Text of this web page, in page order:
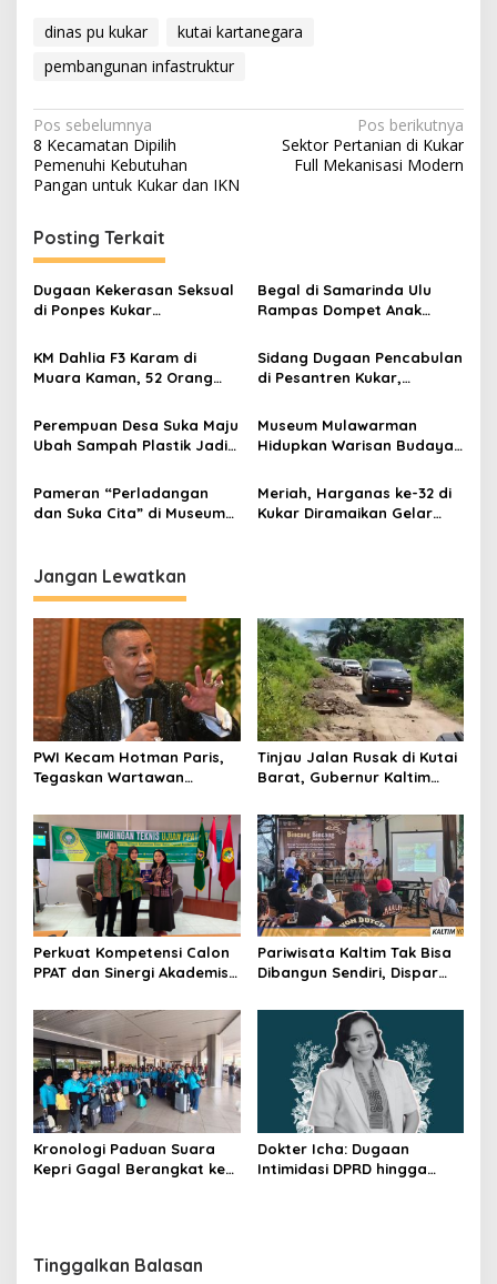
dinas pu kukar
kutai kartanegara
pembangunan infastruktur
Navigasi
pos
Pos sebelumnya
8 Kecamatan Dipilih
Pemenuhi Kebutuhan
Pangan untuk Kukar dan IKN
Pos berikutnya
Sektor Pertanian di Kukar
Full Mekanisasi Modern
Posting Terkait
Dugaan Kekerasan Seksual
di Ponpes Kukar
Santriwati Mengaku Jadi
Korban
Begal di Samarinda Ulu
Rampas Dompet Anak
Ditangkap di Samboja
KM Dahlia F3 Karam di
Muara Kaman, 52 Orang
Sidang Dugaan Pencabulan
di Pesantren Kukar,
Minta Rehabilitasi
Perempuan Desa Suka Maju
Ubah Sampah Plastik Jadi
Tambang
Museum Mulawarman
Hidupkan Warisan Budaya
Tradisional
Pameran “Perladangan
dan Suka Cita” di Museum
Budaya dan Permainan
Tradisional
Meriah, Harganas ke-32 di
Kukar Diramaikan Gelar
Jangan Lewatkan
PWI Kecam Hotman Paris,
Tegaskan Wartawan
Tinjau Jalan Rusak di Kutai
Barat, Gubernur Kaltim
Kilometer
Perkuat Kompetensi Calon
PPAT dan Sinergi Akademis,
Bimtek Ujian PPAT 2026
Pariwisata Kaltim Tak Bisa
Dibangun Sendiri, Dispar
Berkolaborasi
Kronologi Paduan Suara
Kepri Gagal Berangkat ke
Dokter Icha: Dugaan
Intimidasi DPRD hingga
Tinggalkan Balasan